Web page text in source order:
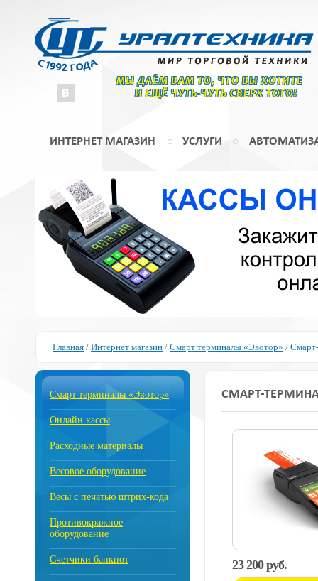
МЫ ДАЁМ ВАМ ТО, ЧТО ВЫ ХОТИТЕ
И ЕЩЁ ЧУТЬ-ЧУТЬ СВЕРХ ТОГО!
ИНТЕРНЕТ МАГАЗИН УСЛУГИ
Главная / Интернет магазин / Смарт терминалы «Эвотор» /
Смарт терминалы «Эвотор»
Онлайн кассы
Расходные материалы
Весовое оборудование
Весы с печатью штрих-кода
Противокражное
оборудование
Счетчики банкнот
СМАРТ-
23 200 руб.